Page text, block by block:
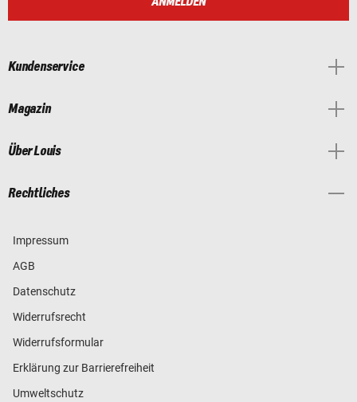
Kundenservice
Magazin
Über Louis
Rechtliches
Impressum
AGB
Datenschutz
Widerrufsrecht
Widerrufsformular
Erklärung zur Barrierefreiheit
Umweltschutz